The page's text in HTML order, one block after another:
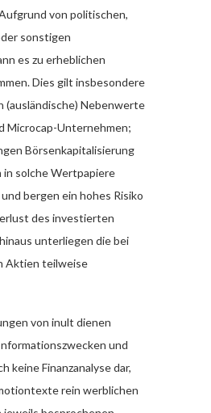
von politischen,
sonstigen
es zu erheblichen
Dies gilt insbesondere
(ausländische) Nebenwerte
Microcap-Unternehmen;
Börsenkapitalisierung
solche Wertpapiere
bergen ein hohes Risiko
des investierten
unterliegen die bei
Aktien teilweise
von inult dienen
und
keine Finanzanalyse dar,
rein werblichen